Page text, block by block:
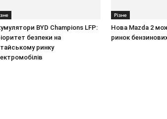
BYD Champions LFP:
безпеки на
ринку
Різне
Нова Mazda 2
ринок